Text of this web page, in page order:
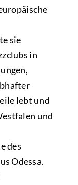
sie
in
lebt und
und
des
Odessa.